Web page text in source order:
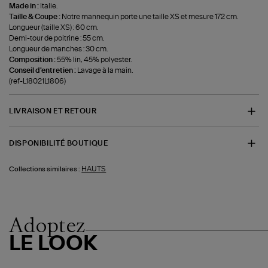
Made in : Italie.
Taille & Coupe : Notre mannequin porte une taille XS et mesure 172 cm.
Longueur (taille XS) : 60 cm.
Demi-tour de poitrine : 55 cm.
Longueur de manches : 30 cm.
Composition :55% lin, 45% polyester.
Conseil d'entretien : Lavage à la main.
(ref-L18021L1806)
LIVRAISON ET RETOUR
DISPONIBILITÉ BOUTIQUE
Collections similaires : HAUTS
Adoptez
LE LOOK